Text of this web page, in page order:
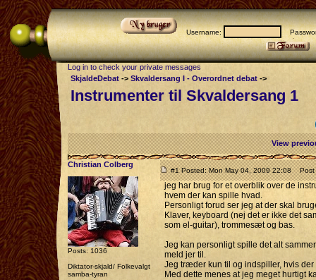
Username:
Log in to check your private messages
SkjaldeDebat -> Skvaldersang I - Overordnet debat ->
Instrumenter til Skvaldersang 1
View
Christian Colberg
Posts: 1036
Diktator-skjald/ Folkevalgt
samba-tyran
#1 Posted: Mon May 04, 2009 22:08 Post
jeg har brug for et overblik over de
hvem der kan spille hvad.
Personligt forud ser jeg at der skal
Klaver, keyboard (nej det er ikke det
som el-guitar), trommesæt og bas.
Jeg kan personligt spille det alt
meld jer til.
Jeg træder kun til og indspiller, hvis
Med dette menes at jeg meget hurtigt